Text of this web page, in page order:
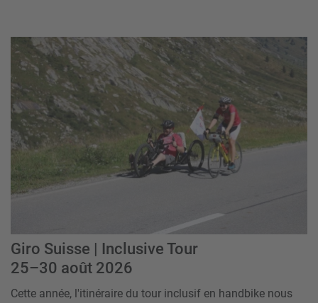
Giro Suisse | Inclusive Tour
25–30 août 2026
Cette année, l'itinéraire du tour inclusif en handbike nous